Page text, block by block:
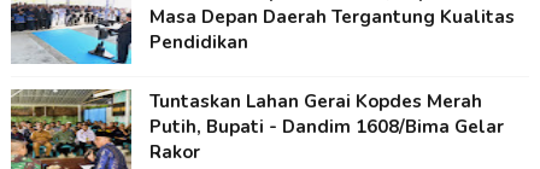
Masa Depan Daerah Tergantung Kualitas
Pendidikan
Tuntaskan Lahan Gerai Kopdes Merah
Putih, Bupati - Dandim 1608/Bima Gelar
Rakor